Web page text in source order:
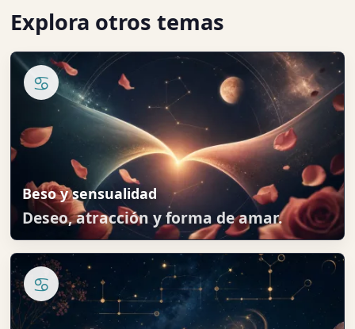
Explora otros temas
♋
Beso y sensualidad
Deseo, atracción y forma de amar.
♋